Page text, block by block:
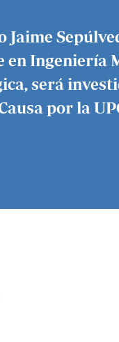
Jaime
en Ingeniería
será
por la